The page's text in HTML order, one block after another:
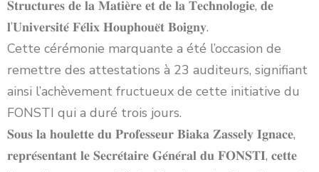
𝐒𝐭𝐫𝐮𝐜𝐭𝐮𝐫𝐞𝐬 𝐝𝐞 𝐥𝐚 𝐌𝐚𝐭𝐢𝐞̀𝐫𝐞 𝐞𝐭 𝐝𝐞 𝐥𝐚 𝐓𝐞𝐜𝐡𝐧𝐨𝐥𝐨𝐠𝐢𝐞, 𝐝𝐞
𝐥’𝐔𝐧𝐢𝐯𝐞𝐫𝐬𝐢𝐭𝐞́ 𝐅𝐞́𝐥𝐢𝐱 𝐇𝐨𝐮𝐩𝐡𝐨𝐮𝐞̈𝐭 𝐁𝐨𝐢𝐠𝐧𝐲.
Cette cérémonie marquante a été l’occasion de
remettre des attestations à 23 auditeurs, signifiant
ainsi l’achèvement fructueux de cette initiative du
FONSTI qui a duré trois jours.
𝐒𝐨𝐮𝐬 𝐥𝐚 𝐡𝐨𝐮𝐥𝐞𝐭𝐭𝐞 𝐝𝐮 𝐏𝐫𝐨𝐟𝐞𝐬𝐬𝐞𝐮𝐫 𝐁𝐢𝐚𝐤𝐚 𝐙𝐚𝐬𝐬𝐞𝐥𝐲 𝐈𝐠𝐧𝐚𝐜𝐞,
𝐫𝐞𝐩𝐫𝐞́𝐬𝐞𝐧𝐭𝐚𝐧𝐭 𝐥𝐞 𝐒𝐞𝐜𝐫𝐞́𝐭𝐚𝐢𝐫𝐞 𝐆𝐞́𝐧𝐞́𝐫𝐚𝐥 𝐝𝐮 𝐅𝐎𝐍𝐒𝐓𝐈, 𝐜𝐞𝐭𝐭𝐞